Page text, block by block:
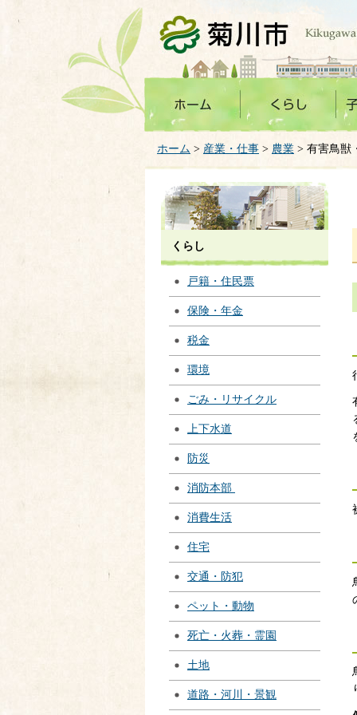
菊川市
ホーム > 産業・仕事 > 農業 > 有害鳥獣
くらし
戸籍・住民票
保険・年金
税金
環境
ごみ・リサイクル
上下水道
防災
消防本部
消費生活
住宅
交通・防犯
ペット・動物
死亡・火葬・霊園
土地
道路・河川・景観